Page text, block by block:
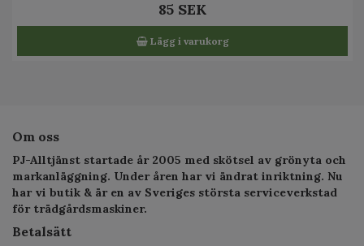
85 SEK
Lägg i varukorg
Om oss
PJ-Alltjänst startade år 2005 med skötsel av grönyta och
markanläggning. Under åren har vi ändrat inriktning. Nu
har vi butik & är en av Sveriges största serviceverkstad
för trädgårdsmaskiner.
Betalsätt